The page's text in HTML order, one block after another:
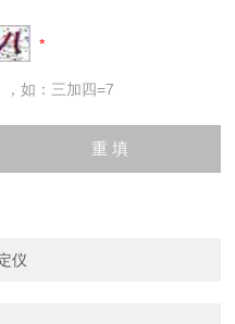
如：三加四=7
仪